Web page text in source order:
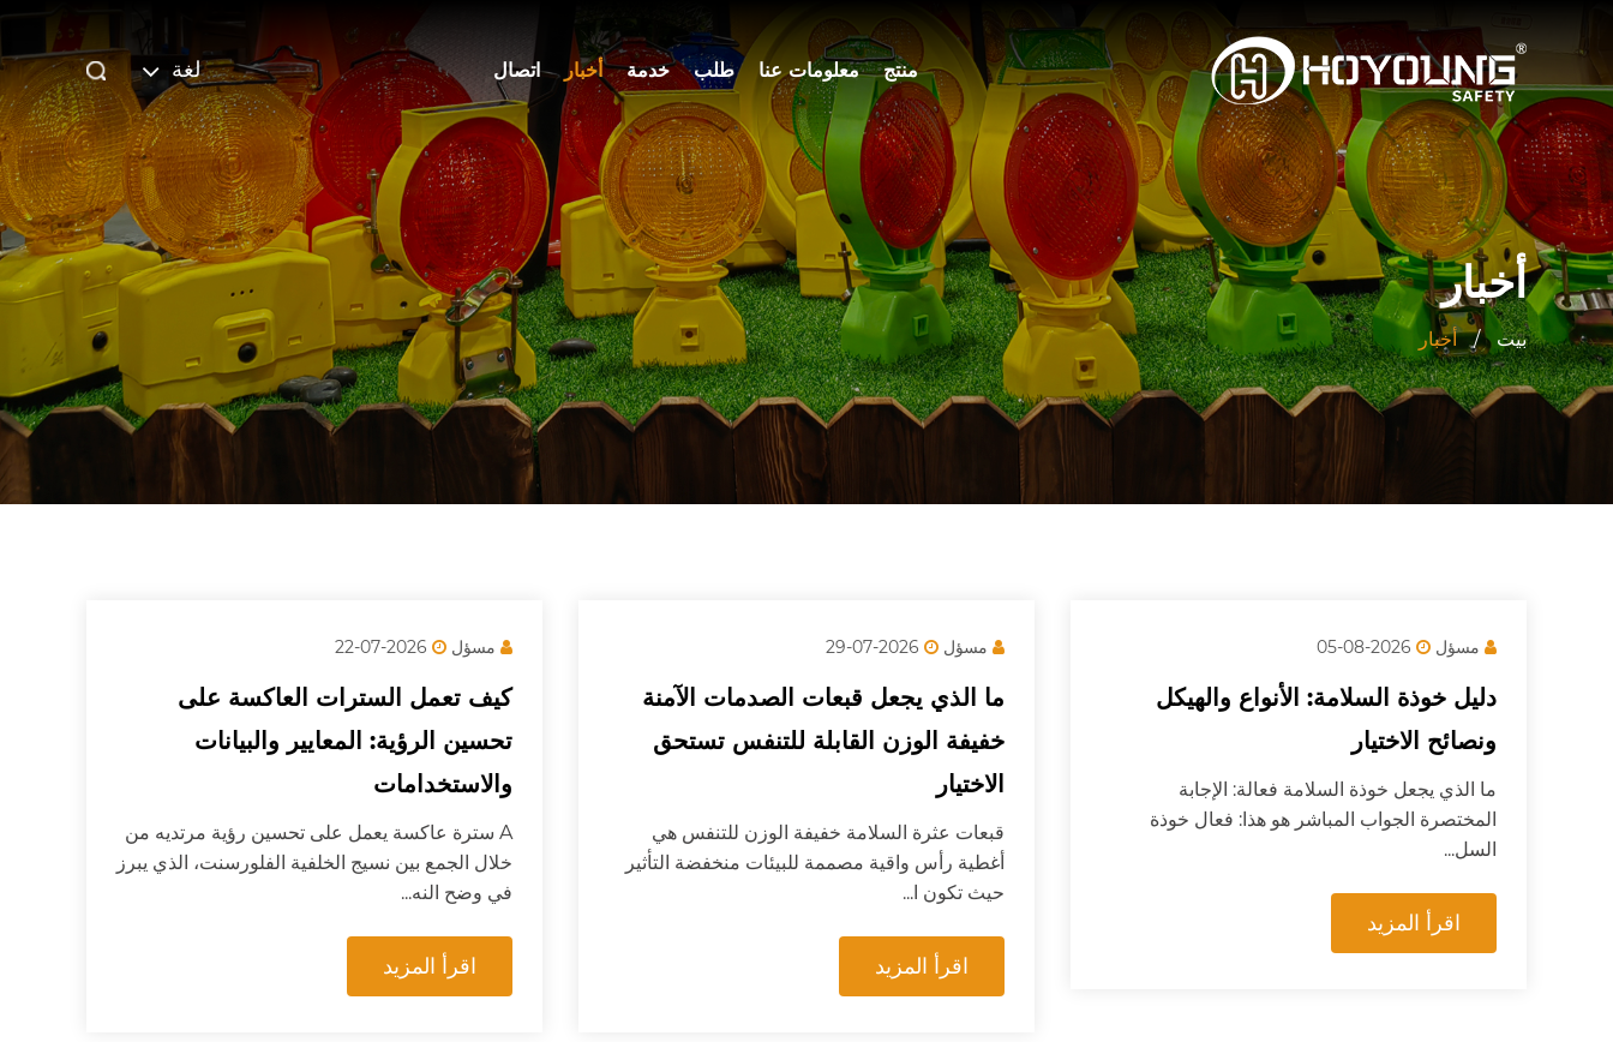
منتج معلومات عنا طلب خدمة أخبار اتصال لغة
أخبار
بيت / أخبار
مسؤل
دليل خوذة السلامة: الأنواع والهيكل
ونصائح الاختيار
ما الذي يجعل خوذة السلامة فعالة: الإجابة
المختصرة الجواب المباشر هو هذا: فعال خوذة
السل...
اقرأ المزيد
مسؤل 2026-07-29
ما الذي يجعل قبعات الصدمات الآمنة
خفيفة الوزن القابلة للتنفس تستحق
الاختيار
قبعات عثرة السلامة خفيفة الوزن للتنفس هي
أغطية رأس واقية مصممة للبيئات منخفضة التأثير
حيث تكون ا...
اقرأ المزيد
مسؤل 2026-07-22
كيف تعمل السترات العاكسة على
تحسين الرؤية: المعايير والبيانات
والاستخدامات
A سترة عاكسة يعمل على تحسين رؤية مرتديه من
خلال الجمع بين نسيج الخلفية الفلورسنت، الذي يبرز
في وضح النه...
اقرأ المزيد